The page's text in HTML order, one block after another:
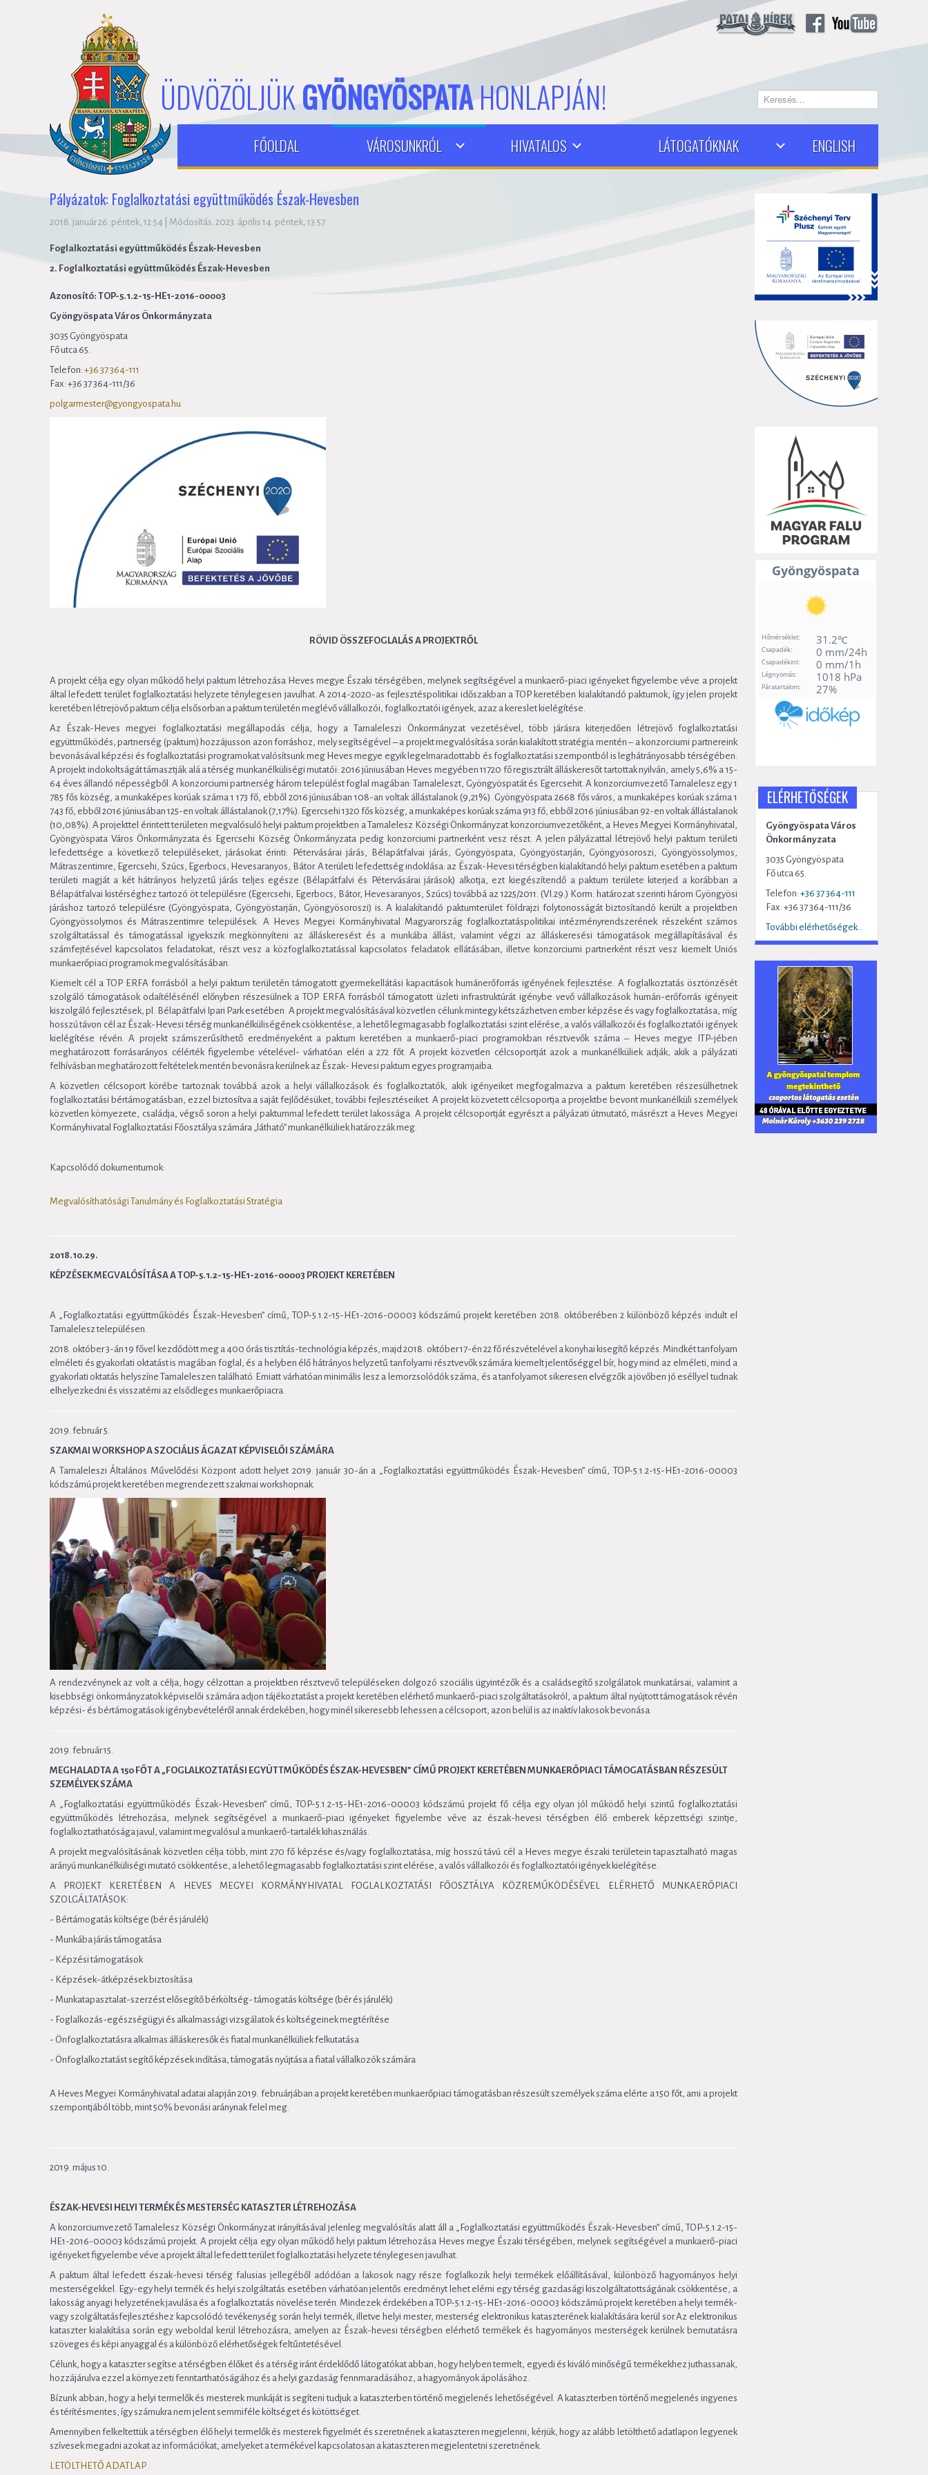
ÜDVÖZÖLJÜKGYÖNGYÖSPATAHONLAPJÁN! Keresés...
FŐOLDAL VÁROSUNKRÓL HIVATALOS LÁTOGATÓKNAK ENGLISH
Pályázatok: Foglalkoztatási együttműködés Észak-Hevesben
2018. január 26. péntek, 12:54 Módosítás: 2023. április 14. péntek, 13:57
Foglalkoztatási együttműködés Észak-Hevesben
2. Foglalkoztatási együttműködés Észak-Hevesben
Azonosító: TOP-5.1.2-15-HE1-2016-00003
Gyöngyöspata Város Önkormányzata
3035 Gyöngyöspata
Fő utca 65.
Telefon: +36 37 364-111
Fax: +36 37 364-111/36
polgarmester@gyongyospata.hu
RÖVID ÖSSZEFOGLALÁS A PROJEKTRŐL
A projekt célja egy olyan működő helyi paktum létrehozása Heves megye Északi térségében, melynek segítségével a munkaerő-piaci igényeket figyelembe véve a projekt
által lefedett terület foglalkoztatási helyzete ténylegesen javulhat. A 2014-2020-as fejlesztéspolitikai időszakban a TOP keretében kialakítandó paktumok, így jelen projekt
keretében létrejövő paktum célja elsősorban a paktum területén meglévő vállalkozói, foglalkoztatói igények, azaz a kereslet kielégítése.
Az Észak-Heves megyei foglalkoztatási megállapodás célja, hogy a Tarnaleleszi Önkormányzat vezetésével, több járásra kiterjedően létrejövő foglalkoztatási
együttműködés, partnerség (paktum) hozzájusson azon forráshoz, mely segítségével – a projekt megvalósítása során kialakított stratégia mentén – a konzorciumi partnereink
bevonásával képzési és foglalkoztatási programokat valósítsunk meg Heves megye egyik legelmaradottabb és foglalkoztatási szempontból is leghátrányosabb térségében.
A projekt indokoltságát támasztják alá a térség munkanélküliségi mutatói: 2016 júniusában Heves megyében 11720 fő regisztrált álláskeresőt tartottak nyilván, amely 5,6% a 15-
64 éves állandó népességből. A konzorciumi partnerség három települést foglal magában: Tarnaleleszt, Gyöngyöspatát és Egercsehit. A konzorciumvezető Tarnalelesz egy 1
785 fős község, a munkaképes korúak száma 1 173 fő, ebből 2016 júniusában 108-an voltak állástalanok (9,21%). Gyöngyöspata 2668 fős város, a munkaképes korúak száma 1
743 fő, ebből 2016 júniusában 125-en voltak állástalanok (7,17%). Egercsehi 1320 fős község, a munkaképes korúak száma 913 fő, ebből 2016 júniusában 92-en voltak állástalanok
(10,08%). A projekttel érintett területen megvalósuló helyi paktum projektben a Tarnalelesz Községi Önkormányzat konzorciumvezetőként, a Heves Megyei Kormányhivatal,
Gyöngyöspata Város Önkormányzata és Egercsehi Község Önkormányzata pedig konzorciumi partnerként vesz részt. A jelen pályázattal létrejövő helyi paktum területi
lefedettsége a következő településeket, járásokat érinti: Pétervásárai járás, Bélapátfalvai járás, Gyöngyöspata, Gyöngyöstarján, Gyöngyösoroszi, Gyöngyössolymos,
Mátraszentimre, Egercsehi, Szúcs, Egerbocs, Hevesaranyos, Bátor. A területi lefedettség indoklása: az Észak-Hevesi térségben kialakítandó helyi paktum esetében a paktum
területi magját a két hátrányos helyzetű járás teljes egésze (Bélapátfalvi és Pétervásárai járások) alkotja, ezt kiegészítendő a paktum területe kiterjed a korábban a
Bélapátfalvai kistérséghez tartozó öt településre (Egercsehi, Egerbocs, Bátor, Hevesaranyos, Szúcs) továbbá az 1225/2011. (VI.29.) Korm. határozat szerinti három Gyöngyösi
járáshoz tartozó településre (Gyöngyöspata, Gyöngyöstarján, Gyöngyösoroszi) is. A kialakítandó paktumterület földrajzi folytonosságát biztosítandó került a projektben
Gyöngyössolymos és Mátraszentimre települések. A Heves Megyei Kormányhivatal Magyarország foglalkoztatáspolitikai intézményrendszerének részeként számos
szolgáltatással és támogatással igyekszik megkönnyíteni az álláskeresést és a munkába állást, valamint végzi az álláskeresési támogatások megállapításával és
számfejtésével kapcsolatos feladatokat, részt vesz a közfoglalkoztatással kapcsolatos feladatok ellátásában, illetve konzorciumi partnerként részt vesz kiemelt Uniós
munkaerőpiaci programok megvalósításában.
Kiemelt cél a TOP ERFA forrásból a helyi paktum területén támogatott gyermekellátási kapacitások humánerőforrás igényének fejlesztése. A foglalkoztatás ösztönzését
szolgáló támogatások odaítélésénél előnyben részesülnek a TOP ERFA forrásból támogatott üzleti infrastruktúrát igénybe vevő vállalkozások humán-erőforrás igényeit
kiszolgáló fejlesztések, pl. Bélapátfalvi Ipari Park esetében. A projekt megvalósításával közvetlen célunk mintegy kétszázhetven ember képzése és vagy foglalkoztatása, míg
hosszú távon cél az Észak-Hevesi térség munkanélküliségének csökkentése, a lehető legmagasabb foglalkoztatási szint elérése, a valós vállalkozói és foglalkoztatói igények
kielégítése révén. A projekt számszerűsíthető eredményeként a paktum keretében a munkaerő-piaci programokban résztvevők száma – Heves megye ITP-jében
meghatározott forrásarányos célérték figyelembe vételével- várhatóan eléri a 272 főt. A projekt közvetlen célcsoportját azok a munkanélküliek adják, akik a pályázati
felhívásban meghatározott feltételek mentén bevonásra kerülnek az Észak- Hevesi paktum egyes programjaiba.
A közvetlen célcsoport körébe tartoznak továbbá azok a helyi vállalkozások és foglalkoztatók, akik igényeiket megfogalmazva a paktum keretében részesülhetnek
foglalkoztatási bértámogatásban, ezzel biztosítva a saját fejlődésüket, további fejlesztéseiket. A projekt közvetett célcsoportja a projektbe bevont munkanélküli személyek
közvetlen környezete, családja, végső soron a helyi paktummal lefedett terület lakossága. A projekt célcsoportját egyrészt a pályázati útmutató, másrészt a Heves Megyei
Kormányhivatal Foglalkoztatási Főosztálya számára „látható” munkanélküliek határozzák meg.
Kapcsolódó dokumentumok:
Megvalósíthatósági Tanulmány és Foglalkoztatási Stratégia
2018.10.29.
KÉPZÉSEK MEGVALÓSÍTÁSA A TOP-5.1.2-15-HE1-2016-00003 PROJEKT KERETÉBEN
A „Foglalkoztatási együttműködés Észak-Hevesben” című, TOP-5.1.2-15-HE1-2016-00003 kódszámú projekt keretében 2018. októberében 2 különböző képzés indult el
Tarnalelesz településen.
2018. október 3-án 19 fővel kezdődött meg a 400 órás tisztítás-technológia képzés, majd 2018. október 17-én 22 fő részvételével a konyhai kisegítő képzés. Mindkét tanfolyam
elméleti és gyakorlati oktatást is magában foglal, és a helyben élő hátrányos helyzetű tanfolyami résztvevők számára kiemelt jelentőséggel bír, hogy mind az elméleti, mind a
gyakorlati oktatás helyszíne Tarnaleleszen található. Emiatt várhatóan minimális lesz a lemorzsolódók száma, és a tanfolyamot sikeresen elvégzők a jövőben jó eséllyel tudnak
elhelyezkedni és visszatérni az elsődleges munkaerőpiacra.
2019. február 5.
SZAKMAI WORKSHOP A SZOCIÁLIS ÁGAZAT KÉPVISELŐI SZÁMÁRA
A Tarnaleleszi Általános Művelődési Központ adott helyet 2019. január 30-án a „Foglalkoztatási együttműködés Észak-Hevesben” című, TOP-5.1.2-15-HE1-2016-00003
kódszámú projekt keretében megrendezett szakmai workshopnak.
A rendezvénynek az volt a célja, hogy célzottan a projektben résztvevő településeken dolgozó szociális ügyintézők és a családsegítő szolgálatok munkatársai, valamint a
kisebbségi önkormányzatok képviselői számára adjon tájékoztatást a projekt keretében elérhető munkaerő-piaci szolgáltatásokról, a paktum által nyújtott támogatások révén
képzési- és bértámogatások igénybevételéről annak érdekében, hogy minél sikeresebb lehessen a célcsoport, azon belül is az inaktív lakosok bevonása.
2019. február 15.
MEGHALADTA A 150 FŐT A „FOGLALKOZTATÁSI EGYÜTTMŰKÖDÉS ÉSZAK-HEVESBEN” CÍMŰ PROJEKT KERETÉBEN MUNKAERŐPIACI TÁMOGATÁSBAN RÉSZESÜLT
SZEMÉLYEK SZÁMA
A „Foglalkoztatási együttműködés Észak-Hevesben” című, TOP-5.1.2-15-HE1-2016-00003 kódszámú projekt fő célja egy olyan jól működő helyi szintű foglalkoztatási
együttműködés létrehozása, melynek segítségével a munkaerő-piaci igényeket figyelembe véve az észak-hevesi térségben élő emberek képzettségi szintje,
foglalkoztathatósága javul, valamint megvalósul a munkaerő-tartalék kihasználás.
A projekt megvalósításának közvetlen célja több, mint 270 fő képzése és/vagy foglalkoztatása, míg hosszú távú cél a Heves megye északi területein tapasztalható magas
arányú munkanélküliségi mutató csökkentése, a lehető legmagasabb foglalkoztatási szint elérése, a valós vállalkozói és foglalkoztatói igények kielégítése.
A PROJEKT KERETÉBEN A HEVES MEGYEI KORMÁNYHIVATAL FOGLALKOZTATÁSI FŐOSZTÁLYA KÖZREMŰKÖDÉSÉVEL ELÉRHETŐ MUNKAERŐPIACI
SZOLGÁLTATÁSOK:
- Bértámogatás költsége (bér és járulék)
- Munkába járás támogatása
- Képzési támogatások
- Képzések-átképzések biztosítása
- Munkatapasztalat-szerzést elősegítő bérköltség- támogatás költsége (bér és járulék)
- Foglalkozás-egészségügyi és alkalmassági vizsgálatok és költségeinek megtérítése
- Önfoglalkoztatásra alkalmas álláskeresők és fiatal munkanélküliek felkutatása
- Önfoglalkoztatást segítő képzések indítása, támogatás nyújtása a fiatal vállalkozók számára
A Heves Megyei Kormányhivatal adatai alapján 2019. februárjában a projekt keretében munkaerőpiaci támogatásban részesült személyek száma elérte a 150 főt, ami a projekt
szempontjából több, mint 50% bevonási aránynak felel meg.
2019. május 10.
ÉSZAK-HEVESI HELYI TERMÉK ÉS MESTERSÉG KATASZTER LÉTREHOZÁSA
A konzorciumvezető Tarnalelesz Községi Önkormányzat irányításával jelenleg megvalósítás alatt áll a „Foglalkoztatási együttműködés Észak-Hevesben” című, TOP-5.1.2-15-
HE1-2016-00003 kódszámú projekt. A projekt célja egy olyan működő helyi paktum létrehozása Heves megye Északi térségében, melynek segítségével a munkaerő-piaci
igényeket figyelembe véve a projekt által lefedett terület foglalkoztatási helyzete ténylegesen javulhat.
A paktum által lefedett észak-hevesi térség falusias jellegéből adódóan a lakosok nagy része foglalkozik helyi termékek előállításával, különböző hagyományos helyi
mesterségekkel. Egy-egy helyi termék és helyi szolgáltatás esetében várhatóan jelentős eredményt lehet elérni egy térség gazdasági kiszolgáltatottságának csökkentése, a
lakosság anyagi helyzetének javulása és a foglalkoztatás növelése terén. Mindezek érdekében a TOP-5.1.2-15-HE1-2016-00003 kódszámú projekt keretében a helyi termék-
vagy szolgáltatásfejlesztéshez kapcsolódó tevékenység során helyi termék, illetve helyi mester, mesterség elektronikus kataszterének kialakítására kerül sor.Az elektronikus
kataszter kialakítása során egy weboldal kerül létrehozásra, amelyen az Észak-hevesi térségben elérhető termékek és hagyományos mesterségek kerülnek bemutatásra
szöveges és képi anyaggal és a különböző elérhetőségek feltűntetésével.
Célunk, hogy a kataszter segítse a térségben élőket és a térség iránt érdeklődő látogatókat abban, hogy helyben termelt, egyedi és kiváló minőségű termékekhez juthassanak,
hozzájárulva ezzel a környezeti fenntarthatóságához és a helyi gazdaság fennmaradásához, a hagyományok ápolásához.
Bízunk abban, hogy a helyi termelők és mesterek munkáját is segíteni tudjuk a kataszterben történő megjelenés lehetőségével. A kataszterben történő megjelenés ingyenes
és térítésmentes, így számukra nem jelent semmiféle költséget és kötöttséget.
Amennyiben felkeltettük a térségben élő helyi termelők és mesterek figyelmét és szeretnének a kataszteren megjelenni, kérjük, hogy az alább letölthető adatlapon legyenek
szívesek megadni azokat az információkat, amelyeket a termékével kapcsolatosan a kataszteren megjelentetni szeretnének.
LETÖLTHETŐ ADATLAP
ELÉRHETŐSÉGEK
Gyöngyöspata Város
Önkormányzata
3035 Gyöngyöspata
Fő utca 65.
Telefon:+36 37 364-111
Fax: +36 37 364-111/36
További elérhetőségek...